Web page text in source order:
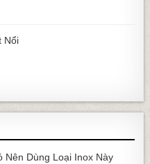
Nổi
Nên Dùng Loại Inox Này